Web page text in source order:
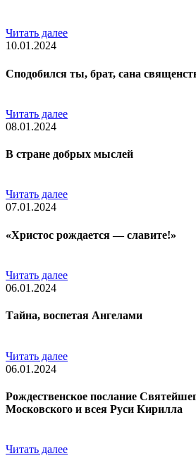
Читать далее
10.01.2024
Сподобился ты, брат, сана
Читать далее
08.01.2024
В стране добрых мыслей
Читать далее
07.01.2024
«Христос рождается — славите!»
Читать далее
06.01.2024
Тайна, воспетая Ангелами
Читать далее
06.01.2024
Рождественское послание
Московского и всея Руси Кирилла
Читать далее